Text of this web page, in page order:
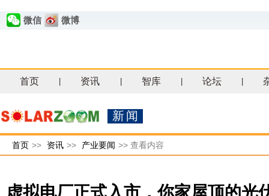
微信 微博
首页 资讯 智库 论坛
新闻
首页 >> 资讯 >> 产业要闻 >> 查看内容
虚拟电厂正式入市，你家屋顶的光